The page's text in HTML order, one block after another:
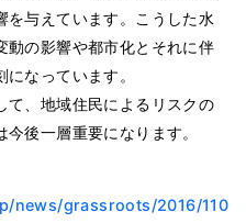
を与えています。こうした水
動の影響や都市化とそれに伴
なっています。
て、地域住民によるリスクの
後一層重要になります。
news/grassroots/2016/